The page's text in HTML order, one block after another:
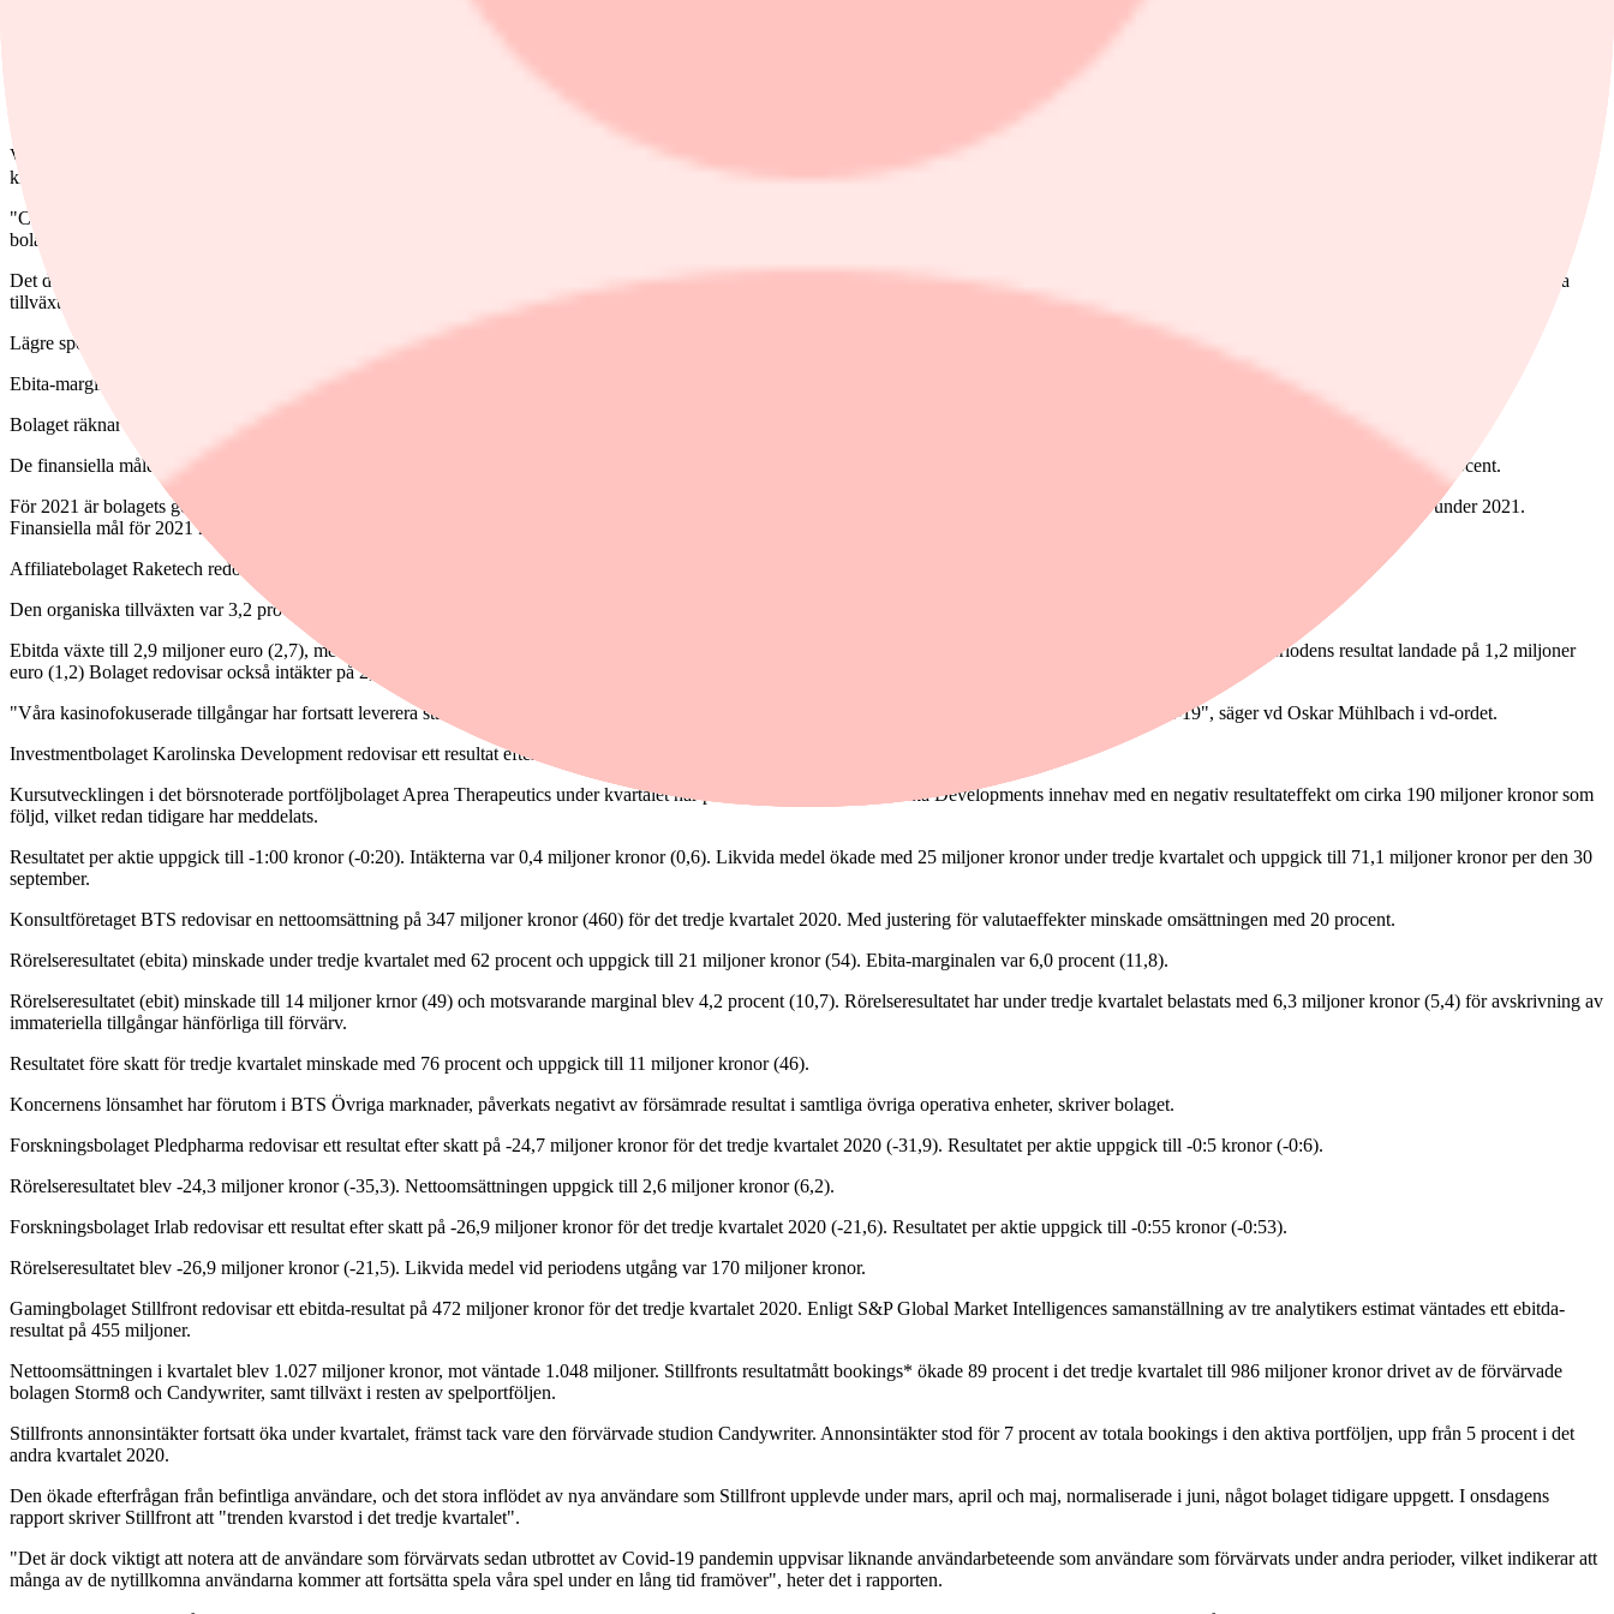
Dessa uppdrag innebär att bolaget tar marknadsandelar inom vård- och omsorg samt skola, vilket är kategorier som bolaget vill fokusera på, heter det i rapporten.
Fastighetsbolaget K-Fastigheters hyresintäkter uppgick till 51,0 miljoner kronor i det tredje kvartalet (40,5). Förvaltningsresultatet uppgick till 21,2 miljoner (16,5).
Värdeförändringar på förvaltningsfastigheter summerade till 108 miljoner kronor (73,4), medan värdeförändringar på derivat redovisades till -2,4 miljoner kronor (-13,4). Efter skatt blev resultatet 99,5 miljoner
kronor (64,0).
"Covid-19-pandemin har fortsatt inte haft någon väsentlig effekt på K-Fastigheters verksamhet, resultat eller finansiell ställning under perioden fram till och med avgivandet av denna delårsrapport", skriver
bolaget i sin delårsrapport.
Det danska affiliatebolaget Better Collective redovisar ett justerat ebita-resultat på 8,0 miljoner euro för det tredje kvartalet 2020 (6,8). Nettoomsättningen uppgick till 18,3 miljoner euro (17,1). Den organiska
tillväxten var -3 procent.
Lägre sportbettingmarginal drog ned intäkterna under kvartalet med omkring 2 miljoner euro, jämfört med det historiska genomsnittet, uppger bolaget i rapporten.
Ebita-marginalen, exklusive extraordinära poster, ökade till 44 procent till följd av att kostnadsnivån fortfarande kunde hållas relativt låg, enligt Better Collective.
Bolaget räknar med att återhämtningen och tillväxten som sågs i oktober fortsätter under återstoden av året.
De finansiella målen för 2020 kvarstår. Målen är en total intäktstillväxt på över 30 procent, varav över 10 procent ska vara organisk tillväxt. Ebita-marginalen väntas fortfarande vara över 40 procent.
För 2021 är bolagets generella förväntningar att situationen normaliseras för större sportevenemang. Dessutom väntas flera större evenemang som ställdes in under 2020 i stället genomföras under 2021.
Finansiella mål för 2021 kommer att lämnas i samband med bokslutsrapporten för 2020, heter det i niomånadersrapporten.
Affiliatebolaget Raketech redovisar omsättningen 7,4 miljoner euro (6,0) i det tredje kvartalet 2020, framgår av delårsrapporten. Det motsvarar en ökning med 23,9 procent.
Den organiska tillväxten var 3,2 procent (-17,9). Antalet nya insättande kunder var 52.000 (27.000).
Ebitda växte till 2,9 miljoner euro (2,7), med en marginal på 39,8 procent (45,5). Rörelsevinsten blev 1,5 miljoner euro (1,5) med en marginal på 19,8 procent (25,1). Periodens resultat landade på 1,2 miljoner
euro (1,2) Bolaget redovisar också intäkter på 2,6 miljoner euro för oktober 2020.
"Våra kasinofokuserade tillgångar har fortsatt leverera starka resultat, men vår sportrelaterade verksamhet är fortsatt inte tillbaka på nivåer som innan covid-19", säger vd Oskar Mühlbach i vd-ordet.
Investmentbolaget Karolinska Development redovisar ett resultat efter skatt på -169 miljoner kronor för det tredje kvartalet 2020 (-14,6).
Kursutvecklingen i det börsnoterade portföljbolaget Aprea Therapeutics under kvartalet har påverkat värdet av Karolinska Developments innehav med en negativ resultateffekt om cirka 190 miljoner kronor som
följd, vilket redan tidigare har meddelats.
Resultatet per aktie uppgick till -1:00 kronor (-0:20). Intäkterna var 0,4 miljoner kronor (0,6). Likvida medel ökade med 25 miljoner kronor under tredje kvartalet och uppgick till 71,1 miljoner kronor per den 30
september.
Konsultföretaget BTS redovisar en nettoomsättning på 347 miljoner kronor (460) för det tredje kvartalet 2020. Med justering för valutaeffekter minskade omsättningen med 20 procent.
Rörelseresultatet (ebita) minskade under tredje kvartalet med 62 procent och uppgick till 21 miljoner kronor (54). Ebita-marginalen var 6,0 procent (11,8).
Rörelseresultatet (ebit) minskade till 14 miljoner krnor (49) och motsvarande marginal blev 4,2 procent (10,7). Rörelseresultatet har under tredje kvartalet belastats med 6,3 miljoner kronor (5,4) för avskrivning av
immateriella tillgångar hänförliga till förvärv.
Resultatet före skatt för tredje kvartalet minskade med 76 procent och uppgick till 11 miljoner kronor (46).
Koncernens lönsamhet har förutom i BTS Övriga marknader, påverkats negativt av försämrade resultat i samtliga övriga operativa enheter, skriver bolaget.
Forskningsbolaget Pledpharma redovisar ett resultat efter skatt på -24,7 miljoner kronor för det tredje kvartalet 2020 (-31,9). Resultatet per aktie uppgick till -0:5 kronor (-0:6).
Rörelseresultatet blev -24,3 miljoner kronor (-35,3). Nettoomsättningen uppgick till 2,6 miljoner kronor (6,2).
Forskningsbolaget Irlab redovisar ett resultat efter skatt på -26,9 miljoner kronor för det tredje kvartalet 2020 (-21,6). Resultatet per aktie uppgick till -0:55 kronor (-0:53).
Rörelseresultatet blev -26,9 miljoner kronor (-21,5). Likvida medel vid periodens utgång var 170 miljoner kronor.
Gamingbolaget Stillfront redovisar ett ebitda-resultat på 472 miljoner kronor för det tredje kvartalet 2020. Enligt S&P Global Market Intelligences samanställning av tre analytikers estimat väntades ett ebitda-
resultat på 455 miljoner.
Nettoomsättningen i kvartalet blev 1.027 miljoner kronor, mot väntade 1.048 miljoner. Stillfronts resultatmått bookings* ökade 89 procent i det tredje kvartalet till 986 miljoner kronor drivet av de förvärvade
bolagen Storm8 och Candywriter, samt tillväxt i resten av spelportföljen.
Stillfronts annonsintäkter fortsatt öka under kvartalet, främst tack vare den förvärvade studion Candywriter. Annonsintäkter stod för 7 procent av totala bookings i den aktiva portföljen, upp från 5 procent i det
andra kvartalet 2020.
Den ökade efterfrågan från befintliga användare, och det stora inflödet av nya användare som Stillfront upplevde under mars, april och maj, normaliserade i juni, något bolaget tidigare uppgett. I onsdagens
rapport skriver Stillfront att "trenden kvarstod i det tredje kvartalet".
"Det är dock viktigt att notera att de användare som förvärvats sedan utbrottet av Covid-19 pandemin uppvisar liknande användarbeteende som användare som förvärvats under andra perioder, vilket indikerar att
många av de nytillkomna användarna kommer att fortsätta spela våra spel under en lång tid framöver", heter det i rapporten.